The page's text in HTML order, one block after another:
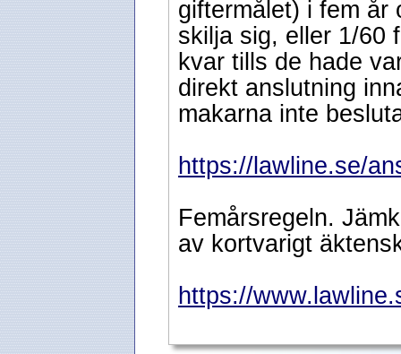
giftermålet) i fem år
skilja sig, eller 1/60
kvar tills de hade
direkt anslutning
makarna inte
https://lawline.se/
Femårsregeln.
av kortvarigt
https://